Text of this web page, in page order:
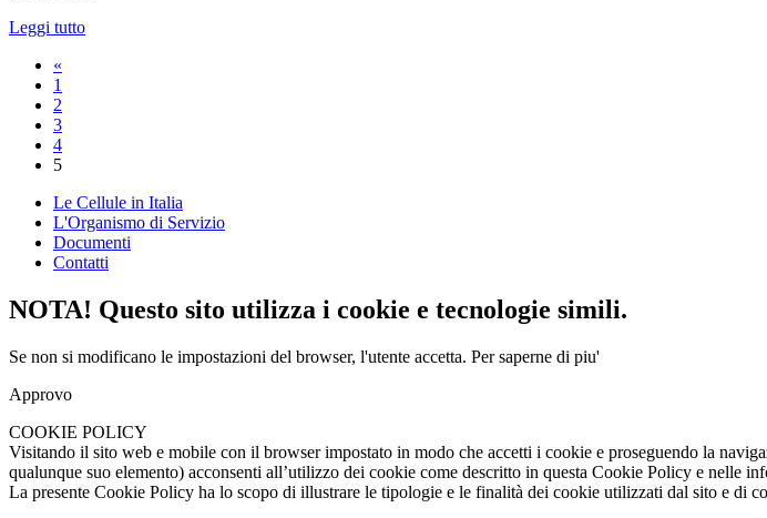
Leggi tutto
«
1
2
3
4
5
Le Cellule in Italia
L'Organismo di Servizio
Documenti
Contatti
NOTA! Questo sito utilizza i cookie e tecnologie simili.
Se non si modificano le impostazioni del browser, l'utente accetta. Per saperne di piu'
Approvo
COOKIE POLICY
Visitando il sito web e mobile con il browser impostato in modo che accetti i cookie e proseguendo la
qualunque suo elemento) acconsenti all’utilizzo dei cookie come descritto in questa Cookie Policy e nelle
La presente Cookie Policy ha lo scopo di illustrare le tipologie e le finalità dei cookie utilizzati dal sito e di